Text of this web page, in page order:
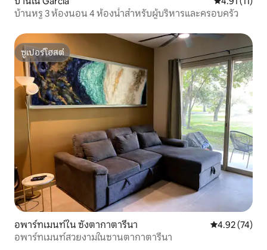
บ้านหรู 3 ห้องนอน 4 ห้องน้ำสำหรับผู้บริหารและครอบครัว
ซูเปอร์โฮสต์
ซูเปอร์โฮสต์
อพาร์ทเมนท์ใน ซังตากาตารีนา คะแนนเฉลี่ย
4.92 (74)
อพาร์ทเมนท์สวยงามในซานตากาตารีนา